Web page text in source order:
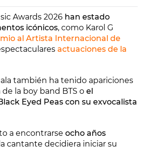
Awards 2026 han estado
icónicos, como Karol G
al Artista Internacional de
actuaciones de la
también ha tenido apariciones
la boy band BTS o el
Eyed Peas con su exvocalista
a encontrarse ocho años
cantante decidiera iniciar su